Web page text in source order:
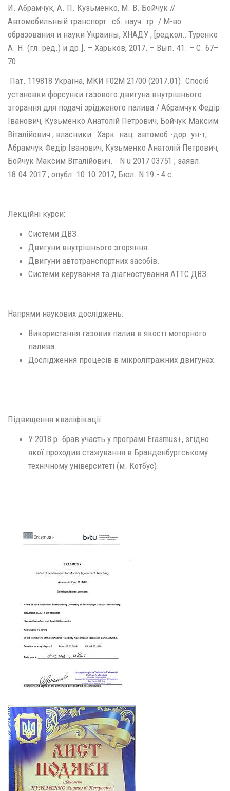
И. Абрамчук, А. П. Кузьменко, М. В. Бойчук //
Автомобильный транспорт : сб. науч. тр. / М-во
образования и науки Украины, ХНАДУ ; [редкол.: Туренко
А. Н. (гл. ред.) и др.]. – Харьков, 2017. – Вып. 41. – С. 67–
70.
Пат. 119818 Україна, МКИ F02M 21/00 (2017.01). Спосiб
установки форсунки газового двигуна внутрiшнього
згорання для подачi зрiдженого палива / Абрамчук Федiр
Iванович, Кузьменко Анатолiй Петрович, Бойчук Максим
Вiталiйович ; власники : Харк. нац. автомоб.-дор. ун-т,
Абрамчук Федiр Iванович, Кузьменко Анатолiй Петрович,
Бойчук Максим Вiталiйович. - N u 2017 03751 ; заявл.
18.04.2017 ; опубл. 10.10.2017, Бюл. N 19.- 4 с.
Лекційні курси:
Системи ДВЗ.
Двигуни внутрішнього згоряння.
Двигуни автотранспортних засобів.
Системи керування та діагностування АТТС ДВЗ.
Напрями наукових досліджень:
Використання газових палив в якості моторного
палива.
Дослідження процесів в мікролітражних двигунах.
Підвищення кваліфікації:
У 2018 р. брав участь у програмі Erasmus+, згідно
якої проходив стажування в Бранденбургському
технічному університеті (м. Котбус).